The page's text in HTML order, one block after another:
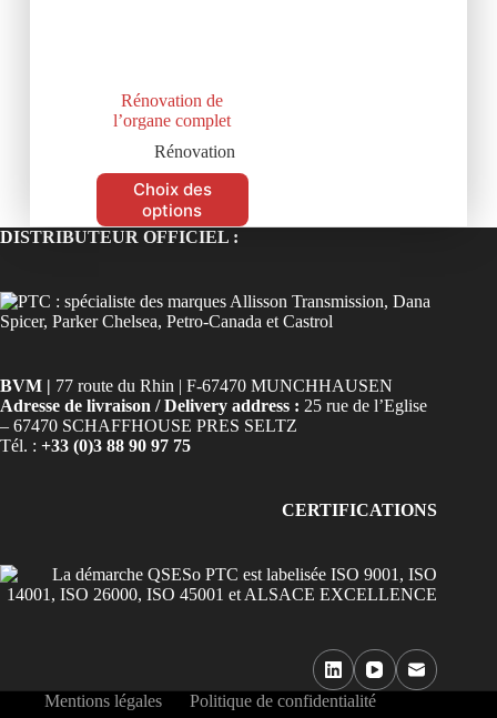
Rénovation de
l’organe complet
Rénovation
Choix des
options
DISTRIBUTEUR OFFICIEL :
BVM | 77 route du Rhin | F-67470 MUNCHHAUSEN
Adresse de livraison / Delivery address : 25 rue de l’Eglise
– 67470 SCHAFFHOUSE PRES SELTZ
Tél. : +33 (0)3 88 90 97 75
CERTIFICATIONS
Mentions légales Politique de confidentialité